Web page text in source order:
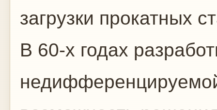
загрузки прокатных
В 60-х годах